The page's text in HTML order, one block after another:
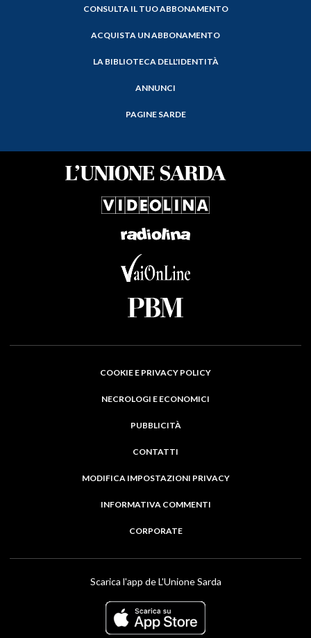
CONSULTA IL TUO ABBONAMENTO
ACQUISTA UN ABBONAMENTO
LA BIBLIOTECA DELL'IDENTITÀ
ANNUNCI
PAGINE SARDE
COOKIE E PRIVACY POLICY
NECROLOGI E ECONOMICI
PUBBLICITÀ
CONTATTI
MODIFICA IMPOSTAZIONI PRIVACY
INFORMATIVA COMMENTI
CORPORATE
Scarica l'app de L'Unione Sarda